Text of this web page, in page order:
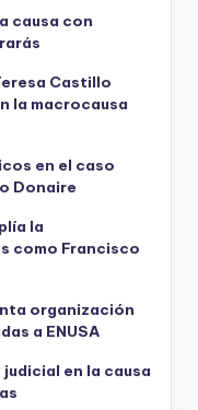
causa con
Castillo
la macrocausa
en el caso
Donaire
la
como Francisco
organización
a ENUSA
en la causa